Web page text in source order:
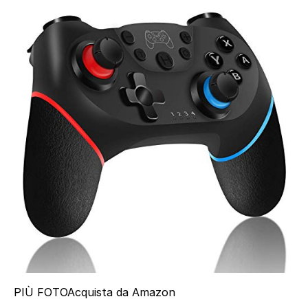
PIÙ FOTOAcquista da Amazon